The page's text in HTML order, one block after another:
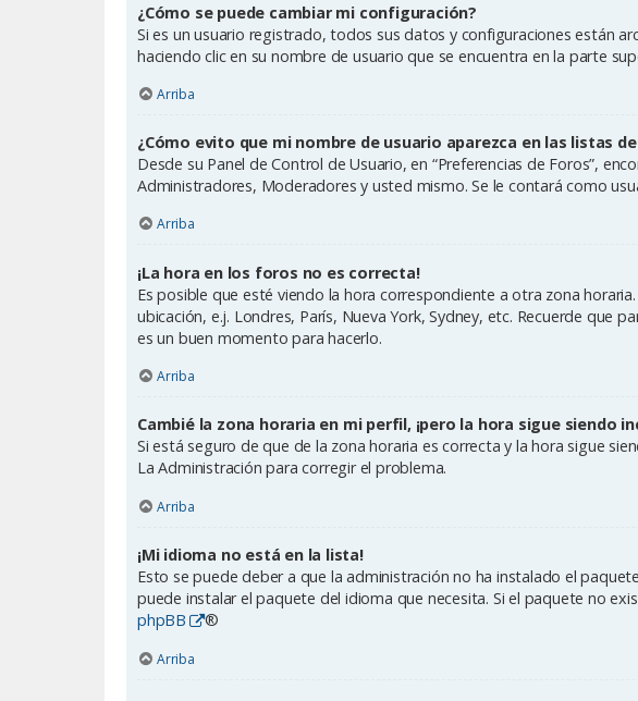
¿Cómo se puede cambiar mi configuración?
Si es un usuario registrado, todos sus datos y configuraciones están
haciendo clic en su nombre de usuario que se encuentra en la parte
Arriba
¿Cómo evito que mi nombre de usuario aparezca en las listas
Desde su Panel de Control de Usuario, en “Preferencias de Foros”,
Administradores, Moderadores y usted mismo. Se le contará como
Arriba
¡La hora en los foros no es correcta!
Es posible que esté viendo la hora correspondiente a otra zona
ubicación, e.j. Londres, París, Nueva York, Sydney, etc. Recuerde que
es un buen momento para hacerlo.
Arriba
Cambié la zona horaria en mi perfil, ¡pero la hora sigue siendo
Si está seguro de que de la zona horaria es correcta y la hora sigue
La Administración para corregir el problema.
Arriba
¡Mi idioma no está en la lista!
Esto se puede deber a que la administración no ha instalado el
puede instalar el paquete del idioma que necesita. Si el paquete no
phpBB
®
Arriba